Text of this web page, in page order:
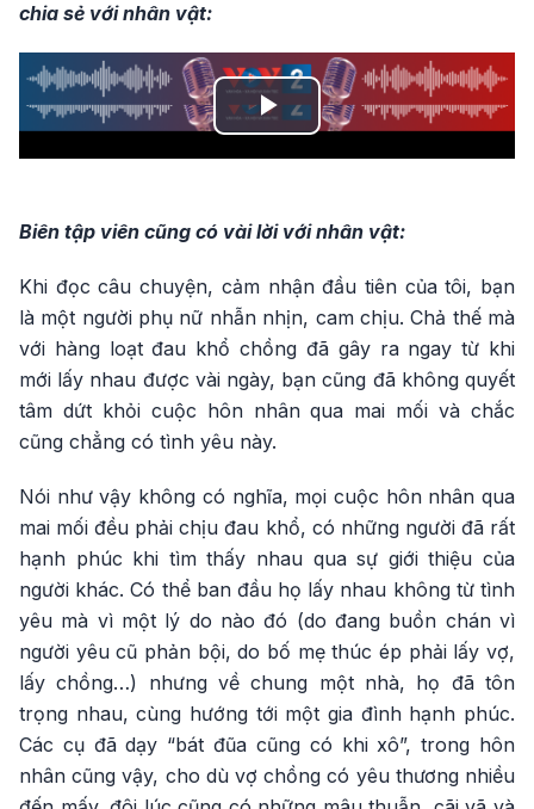
chia sẻ với nhân vật:
Play
Biên tập viên cũng có vài lời với nhân vật:
Khi đọc câu chuyện, cảm nhận đầu tiên của tôi, bạn
là một người phụ nữ nhẫn nhịn, cam chịu. Chả thế mà
với hàng loạt đau khổ chồng đã gây ra ngay từ khi
mới lấy nhau được vài ngày, bạn cũng đã không quyết
tâm dứt khỏi cuộc hôn nhân qua mai mối và chắc
cũng chẳng có tình yêu này.
Nói như vậy không có nghĩa, mọi cuộc hôn nhân qua
mai mối đều phải chịu đau khổ, có những người đã rất
hạnh phúc khi tìm thấy nhau qua sự giới thiệu của
người khác. Có thể ban đầu họ lấy nhau không từ tình
yêu mà vì một lý do nào đó (do đang buồn chán vì
người yêu cũ phản bội, do bố mẹ thúc ép phải lấy vợ,
lấy chồng…) nhưng về chung một nhà, họ đã tôn
trọng nhau, cùng hướng tới một gia đình hạnh phúc.
Các cụ đã dạy “bát đũa cũng có khi xô”, trong hôn
nhân cũng vậy, cho dù vợ chồng có yêu thương nhiều